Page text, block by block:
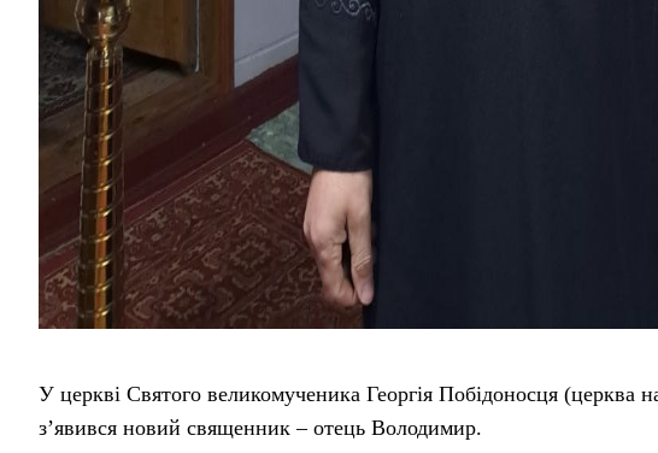
У церкві Святого великомученика Георгія Побідоносця (церква
з’явився новий священник – отець Володимир.